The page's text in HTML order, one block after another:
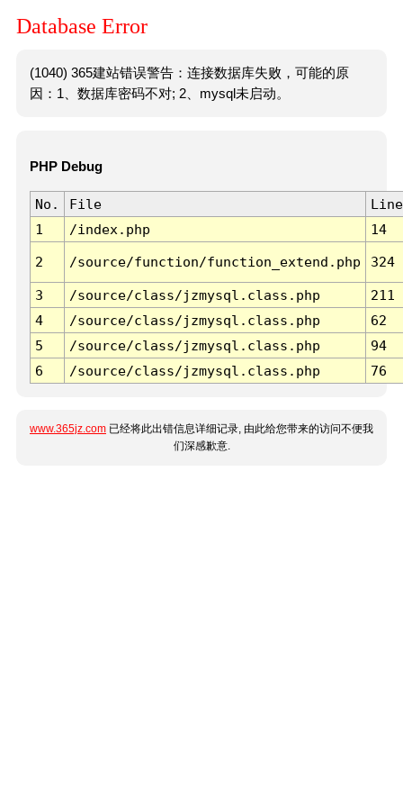
Database Error
(1040) 365建站错误警告：连接数据库失败，可能的原
因：1、数据库密码不对; 2、mysql未启动。
PHP Debug
No. File
Line
1
/index.php 14
2 /source/function/function_extend.php 324
3 /source/class/jzmysql.class.php
211
4
/source/class/jzmysql.class.php
62
5
/source/class/jzmysql.class.php
94
6
/source/class/jzmysql.class.php 76
www.365jz.com 已经将此出错信息详细记录, 由此给您带来的访问不便我
们深感歉意.